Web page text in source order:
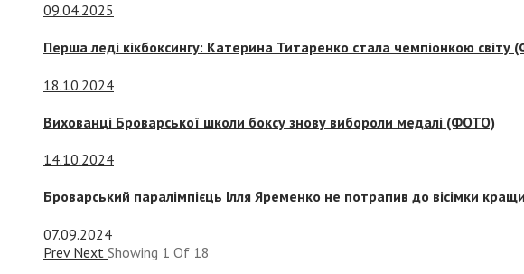
09.04.2025
Перша леді кікбоксингу: Катерина Титаренко стала чемпіонкою світу
18.10.2024
Вихованці Броварської школи боксу знову вибороли медалі (ФОТО)
14.10.2024
Броварський паралімпієць Ілля Яременко не потрапив до вісімки
07.09.2024
Prev Next Showing 1 Of 18